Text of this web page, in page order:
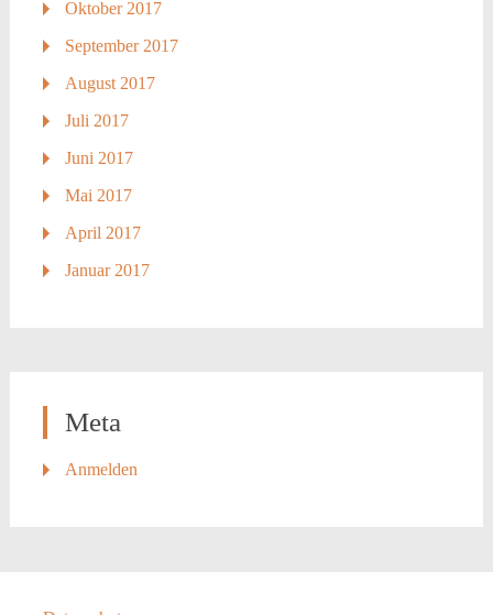
Oktober 2017
September 2017
August 2017
Juli 2017
Juni 2017
Mai 2017
April 2017
Januar 2017
Meta
Anmelden